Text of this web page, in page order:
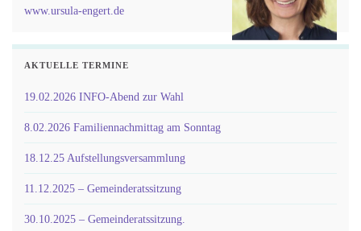
www.ursula-engert.de
AKTUELLE TERMINE
19.02.2026 INFO-Abend zur Wahl
8.02.2026 Familiennachmittag am Sonntag
18.12.25 Aufstellungsversammlung
11.12.2025 – Gemeinderatssitzung
30.10.2025 – Gemeinderatssitzung.